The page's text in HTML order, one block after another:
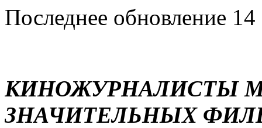
Последнее обновление 14
КИНОЖУРНАЛИСТЫ
ЗНАЧИТЕЛЬНЫХ